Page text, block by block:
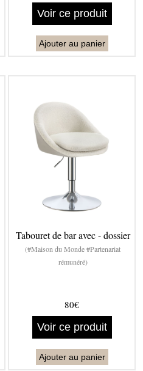
Voir ce produit
Ajouter au panier
Tabouret de bar avec - dossier
(#Maison du Monde #Partenariat
rémunéré)
80€
Voir ce produit
Ajouter au panier